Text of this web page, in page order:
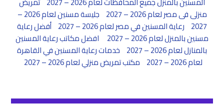
منزلى فى مصر لعام 2026 – 2027
جليسة مسنين لعام 2026 –
2027 رعاية المسنين في مصر لعام 2026 – 2027
أفضل رعاية
مسنين بالمنزل لعام 2026 – 2027
افضل مكاتب رعاية المسنين
بالمنازل لعام 2026 – 2027
خدمات رعاية المسنين في القاهرة
لعام 2026 – 2027
مكتب تمريض منزلي لعام 2026 – 2027